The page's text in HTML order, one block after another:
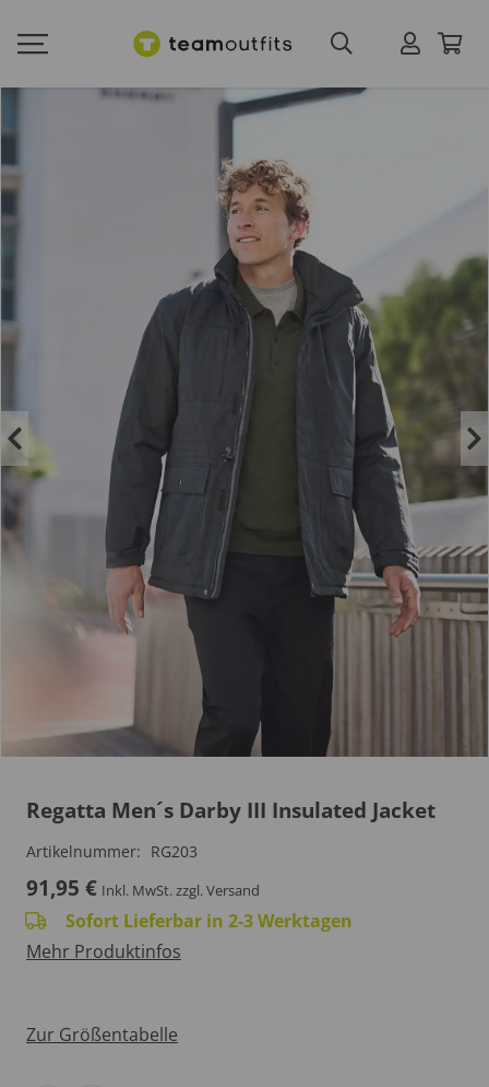
Regatta Men´s Darby III Insulated Jacket
Artikelnummer: RG203
91,95 € Inkl. MwSt.zzgl. Versand
Sofort Lieferbar in 2-3 Werktagen
Mehr Produktinfos
Zur Größentabelle